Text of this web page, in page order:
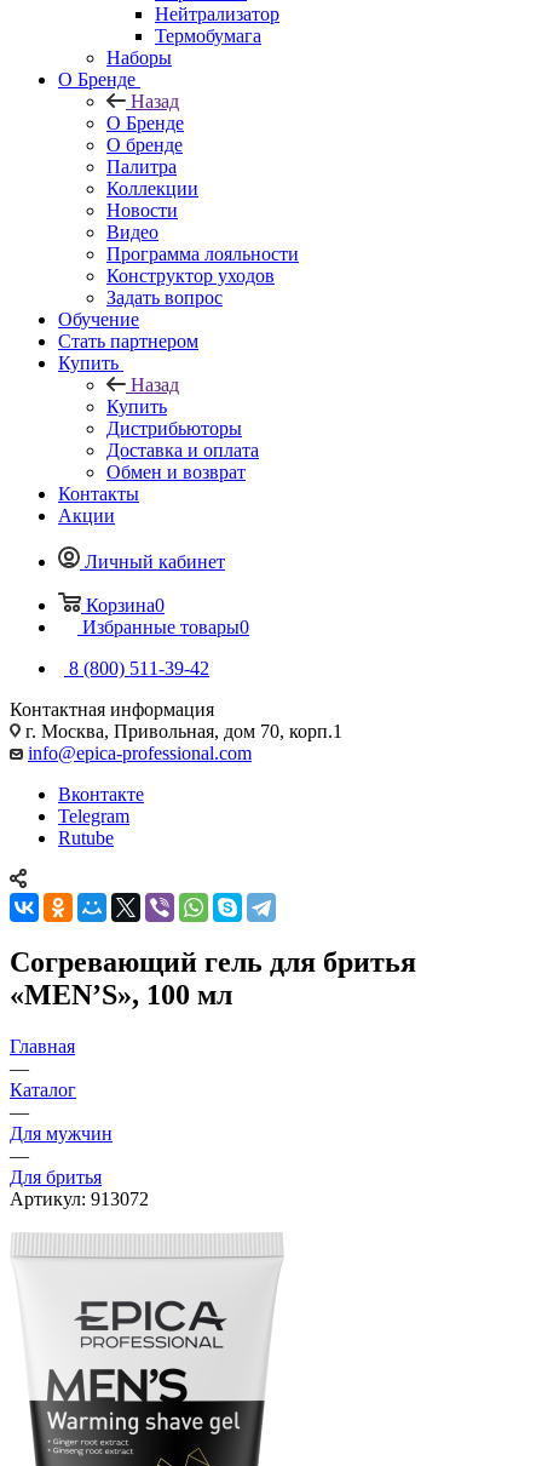
Нейтрализатор
Термобумага
Наборы
О Бренде
Назад
О Бренде
О бренде
Палитра
Коллекции
Новости
Видео
Программа лояльности
Конструктор уходов
Задать вопрос
Обучение
Стать партнером
Купить
Назад
Купить
Дистрибьюторы
Доставка и оплата
Обмен и возврат
Контакты
Акции
Личный кабинет
Корзина0
Избранные товары0
8 (800) 511-39-42
Контактная информация
г. Москва, Привольная, дом 70, корп.1
info@epica-professional.com
Вконтакте
Telegram
Rutube
Согревающий гель для бритья
«MEN’S», 100 мл
Главная
—
Каталог
—
Для мужчин
—
Для бритья
Артикул: 913072